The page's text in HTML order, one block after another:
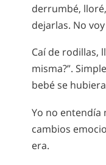
derrumbé,
dejarlas. No
Caí de rodillas,
misma?”.
bebé se
Yo no entendía
cambios
era.